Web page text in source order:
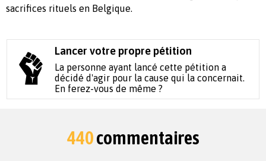
sacrifices rituels en Belgique.
Lancer votre propre pétition
La personne ayant lancé cette pétition a
décidé d'agir pour la cause qui la concernait.
En ferez-vous de même ?
440commentaires